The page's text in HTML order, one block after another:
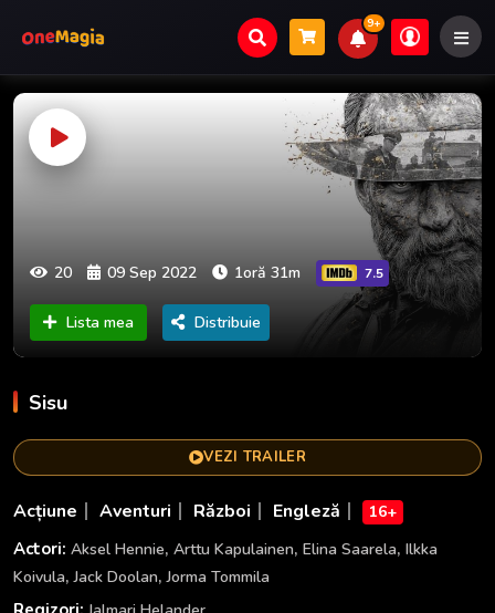
9+
20 09 Sep 2022 1oră 31m 7.5
Lista mea Distribuie
Sisu
VEZI TRAILER
Acțiune Aventuri Război Engleză 16+
Actori: Aksel Hennie, Arttu Kapulainen, Elina Saarela, Ilkka
Koivula,Jack Doolan,Jorma Tommila